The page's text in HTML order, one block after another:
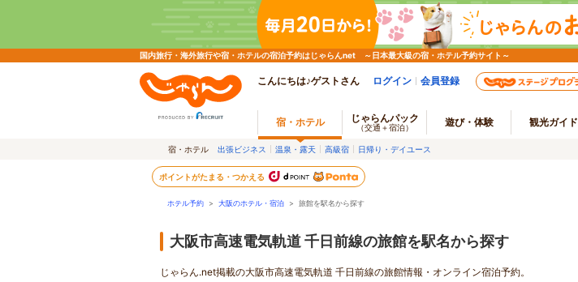
国内旅行・海外旅行や宿・ホテルの宿泊予約はじゃらんnet ～日本最大級の宿・ホテル予約サイト～
こんにちは♪ゲストさん ログイン 会員登録
宿・ホテル じゃらんパック
（交通＋宿泊） 遊び・体験 観光ガイド
宿・ホテル 出張ビジネス 温泉・露天 高級宿 日帰り・デイユース
ポイントがたまる・つかえる
ホテル予約 > 大阪のホテル・宿泊 > 旅館を駅名から探す
大阪市高速電気軌道 千日前線の旅館を駅名から探す
じゃらん.net掲載の大阪市高速電気軌道 千日前線の旅館情報・オンライン宿泊予約。